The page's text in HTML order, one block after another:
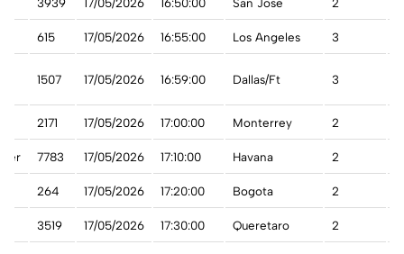
615 17/05/2026 16:55:00 Los Angeles 3
1507 17/05/2026 16:59:00 Dallas/Ft 3
2171 17/05/2026 17:00:00 Monterrey 2
7783 17/05/2026 17:10:00 Havana 2
264 17/05/2026 17:20:00 Bogota 2
3519 17/05/2026 17:30:00 Queretaro 2